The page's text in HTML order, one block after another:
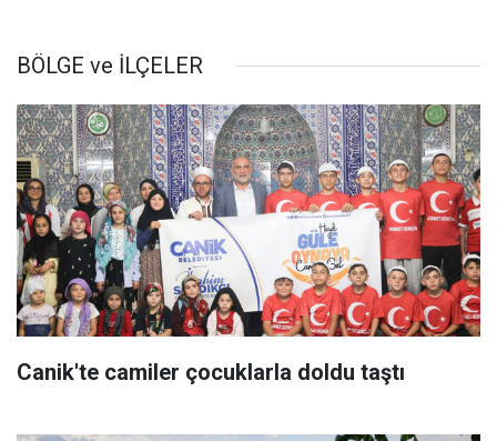
BÖLGE ve İLÇELER
Canik'te camiler çocuklarla doldu taştı